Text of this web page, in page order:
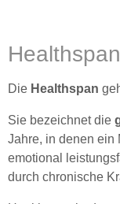
Healthspan
Die Healthspan
Sie bezeichnet die
Jahre, in denen ein
emotional
durch chronische